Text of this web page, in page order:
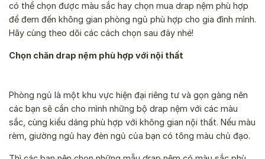
có thể chọn được màu sắc hay chọn mua drap nệm phù hợp
để đem đến không gian phòng ngủ phù hợp cho gia đình mình.
Hãy cùng theo dõi các cách chọn sau đây nhé!
Chọn chăn drap nệm phù hợp với nội thất
Phòng ngủ là một khu vực hiện đại riêng tư và gọn gàng nên
các bạn sẽ cần cho mình những bộ drap nệm với các màu
sắc, cùng kiểu dáng phù hợp với không gian nội thất. Nếu màu
rèm, giường ngủ hay đèn ngủ của bạn có tông màu chủ đạo.